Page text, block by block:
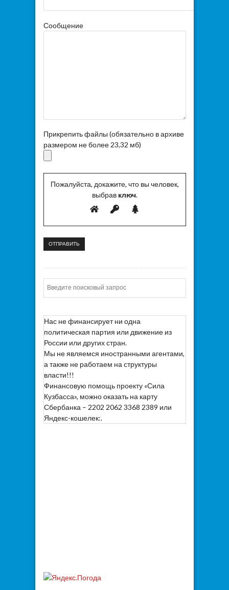
Сообщение
Прикрепить файлы (обязательно в архиве
размером не более 23,32 мб)
Пожалуйста, докажите, что вы человек,
выбравключ.
Нас не финансирует ни одна
политическая партия или движение из
России или других стран.
Мы не являемся иностранными агентами,
а также не работаем на структуры
власти!!!
Финансовую помощь проекту «Сила
Кузбасса», можно оказать на карту
Сбербанка – 2202 2062 3368 2389 или
Яндекс-кошелек:.